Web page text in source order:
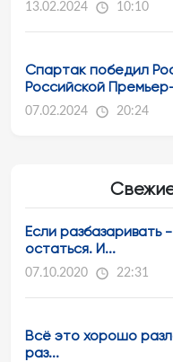
13.02.2024 10:10
Спартак победил
Российской
07.02.2024 20:24
Если
остаться. И...
07.10.2020 22:31
Всё это хорошо
раз...